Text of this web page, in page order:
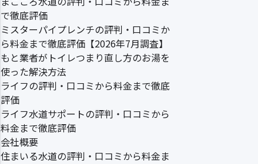
で徹底評価
ミスターパイプレンチの評判・口コミか
ら料金まで徹底評価【2026年7月調査】
もと業者がトイレつまり直し方のお湯を
使った解決方法
ライフの評判・口コミから料金まで徹底
評価
ライフ水道サポートの評判・口コミから
料金まで徹底評価
会社概要
住まいる水道の評判・口コミから料金ま